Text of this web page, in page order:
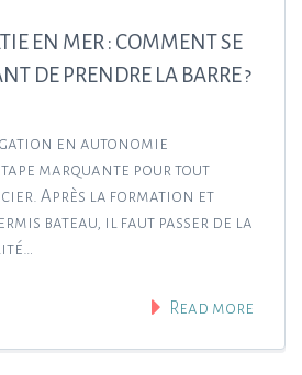
EN MER : COMMENT SE
DE PRENDRE LA BARRE ?
en autonomie
marquante pour tout
Après la formation et
bateau, il faut passer de la
Read more